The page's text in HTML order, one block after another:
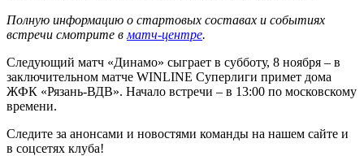
Полную информацию о стартовых составах и событиях
встречи смотрите в матч-центре.
Следующий матч «Динамо» сыграет в субботу, 8 ноября – в
заключительном матче WINLINE Суперлиги примет дома
ЖФК «Рязань-ВДВ». Начало встречи – в 13:00 по московскому
времени.
Следите за анонсами и новостями команды на нашем сайте и
в соцсетях клуба!